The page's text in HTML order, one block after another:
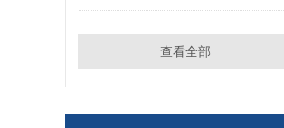
查看全部